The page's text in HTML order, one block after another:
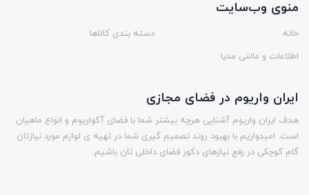
منوی وب‌سایت
خانه
دسته بندی کالاها
اطلاعات و مالتی مدیا
ایران واریوم در فضای مجازی
هدف ایران واریوم آشنایی هرچه بیشتر شما با فضای آکواریوم و انواع ماهیان
است. امیدواریم با بهبود روند تصمیم گیری شما در تهیه ی لوازم مورد نیازتان
گام کوچکی در رفع نیازهای دکور فضای داخلی تان باشیم.